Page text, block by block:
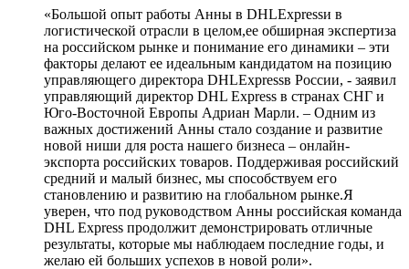
«Большой опыт работы Анны в DHLExpressи в
логистической отрасли в целом,ее обширная экспертиза
на российском рынке и понимание его динамики – эти
факторы делают ее идеальным кандидатом на позицию
управляющего директора DHLExpressв России, - заявил
управляющий директор DHL Express в странах СНГ и
Юго-Восточной Европы Адриан Марли. – Одним из
важных достижений Анны стало создание и развитие
новой ниши для роста нашего бизнеса – онлайн-
экспорта российских товаров. Поддерживая российский
средний и малый бизнес, мы способствуем его
становлению и развитию на глобальном рынке.Я
уверен, что под руководством Анны российская команда
DHL Express продолжит демонстрировать отличные
результаты, которые мы наблюдаем последние годы, и
желаю ей больших успехов в новой роли».